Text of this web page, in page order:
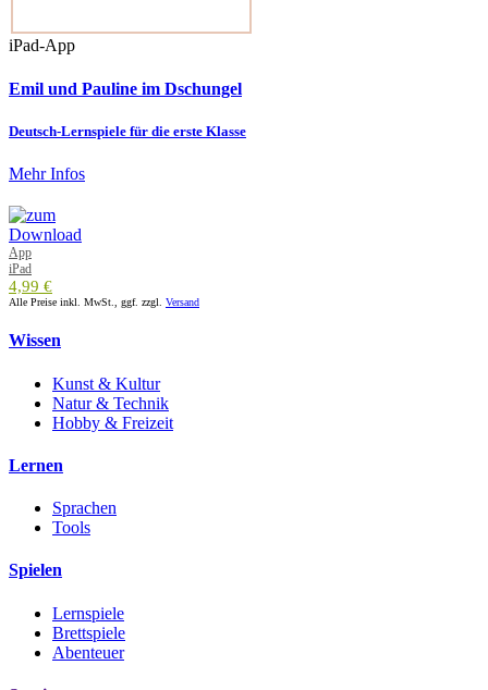
iPad-App
Emil und Pauline im Dschungel
Deutsch-Lernspiele für die erste Klasse
Mehr Infos
App
iPad
4,99 €
Alle Preise inkl. MwSt., ggf. zzgl. Versand
Wissen
Kunst & Kultur
Natur & Technik
Hobby & Freizeit
Lernen
Sprachen
Tools
Spielen
Lernspiele
Brettspiele
Abenteuer